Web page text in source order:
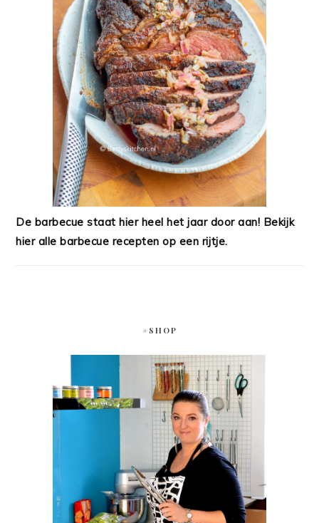
De barbecue staat hier heel het jaar door aan! Bekijk
hier alle barbecue recepten op een rijtje.
#SHOP